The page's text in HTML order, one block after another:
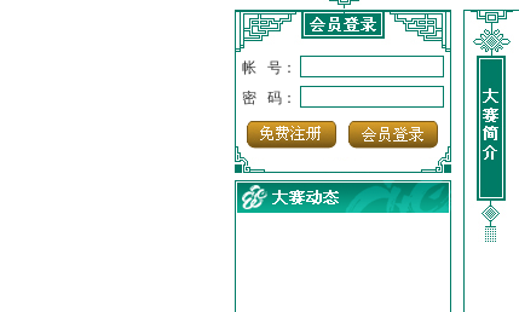
帐 号：
密 码：